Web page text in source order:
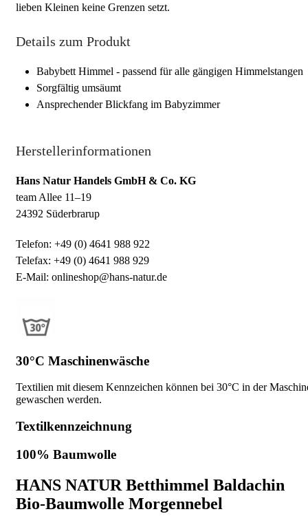
lieben Kleinen keine Grenzen setzt.
Details zum Produkt
Babybett Himmel - passend für alle gängigen Himmelstangen
Sorgfältig umsäumt
Ansprechender Blickfang im Babyzimmer
Herstellerinformationen
Hans Natur Handels GmbH & Co. KG
team Allee 11–19
24392 Süderbrarup
Telefon: +49 (0) 4641 988 922
Telefax: +49 (0) 4641 988 929
E-Mail: onlineshop@hans-natur.de
30°C Maschinenwäsche
Textilien mit diesem Kennzeichen können bei 30°C in der
gewaschen werden.
Textilkennzeichnung
100% Baumwolle
HANS NATUR Betthimmel Baldachin
Bio-Baumwolle Morgennebel